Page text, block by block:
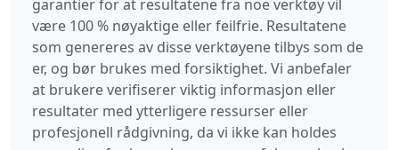
garantier for at resultatene fra noe verktøy vil
være 100 % nøyaktige eller feilfrie. Resultatene
som genereres av disse verktøyene tilbys som de
er, og bør brukes med forsiktighet. Vi anbefaler
at brukere verifiserer viktig informasjon eller
resultater med ytterligere ressurser eller
profesjonell rådgivning, da vi ikke kan holdes